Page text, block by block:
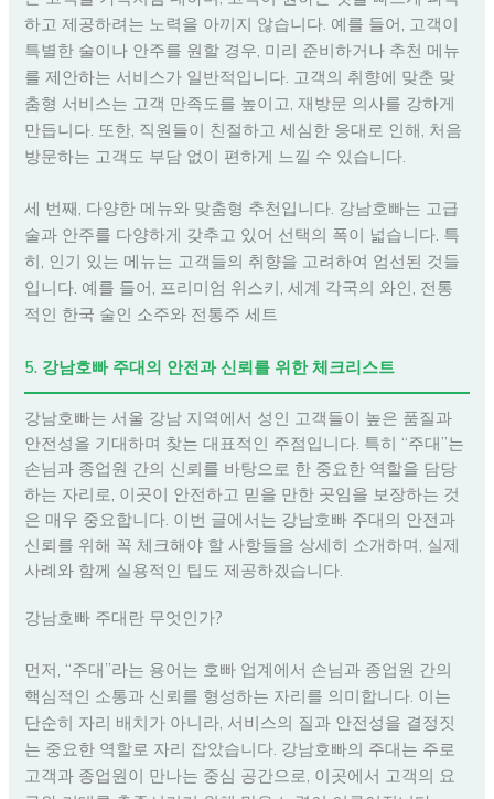
하고 제공하려는 노력을 아끼지 않습니다. 예를 들어, 고객이
특별한 술이나 안주를 원할 경우, 미리 준비하거나 추천 메뉴
를 제안하는 서비스가 일반적입니다. 고객의 취향에 맞춘 맞
춤형 서비스는 고객 만족도를 높이고, 재방문 의사를 강하게
만듭니다. 또한, 직원들이 친절하고 세심한 응대로 인해, 처음
방문하는 고객도 부담 없이 편하게 느낄 수 있습니다.
세 번째, 다양한 메뉴와 맞춤형 추천입니다. 강남호빠는 고급
술과 안주를 다양하게 갖추고 있어 선택의 폭이 넓습니다. 특
히, 인기 있는 메뉴는 고객들의 취향을 고려하여 엄선된 것들
입니다. 예를 들어, 프리미엄 위스키, 세계 각국의 와인, 전통
적인 한국 술인 소주와 전통주 세트
5. 강남호빠 주대의 안전과 신뢰를 위한 체크리스트
강남호빠는 서울 강남 지역에서 성인 고객들이 높은 품질과
안전성을 기대하며 찾는 대표적인 주점입니다. 특히 “주대”는
손님과 종업원 간의 신뢰를 바탕으로 한 중요한 역할을 담당
하는 자리로, 이곳이 안전하고 믿을 만한 곳임을 보장하는 것
은 매우 중요합니다. 이번 글에서는 강남호빠 주대의 안전과
신뢰를 위해 꼭 체크해야 할 사항들을 상세히 소개하며, 실제
사례와 함께 실용적인 팁도 제공하겠습니다.
강남호빠 주대란 무엇인가?
먼저, “주대”라는 용어는 호빠 업계에서 손님과 종업원 간의
핵심적인 소통과 신뢰를 형성하는 자리를 의미합니다. 이는
단순히 자리 배치가 아니라, 서비스의 질과 안전성을 결정짓
는 중요한 역할로 자리 잡았습니다. 강남호빠의 주대는 주로
고객과 종업원이 만나는 중심 공간으로, 이곳에서 고객의 요